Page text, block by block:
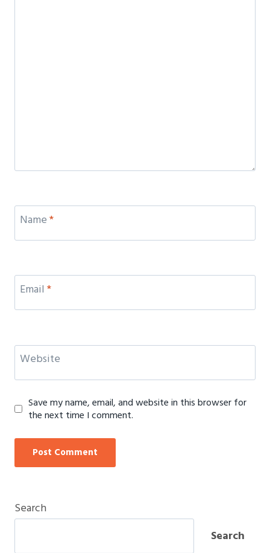
Name*
Email *
Website
Save my name, email, and website in this browser for
the next time I comment.
Search
Search